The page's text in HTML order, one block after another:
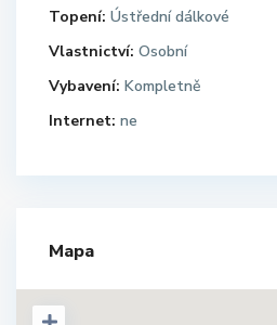
Topení: Ústřední dálkové
Vlastnictví: Osobní
Vybavení: Kompletně
Internet: ne
Mapa